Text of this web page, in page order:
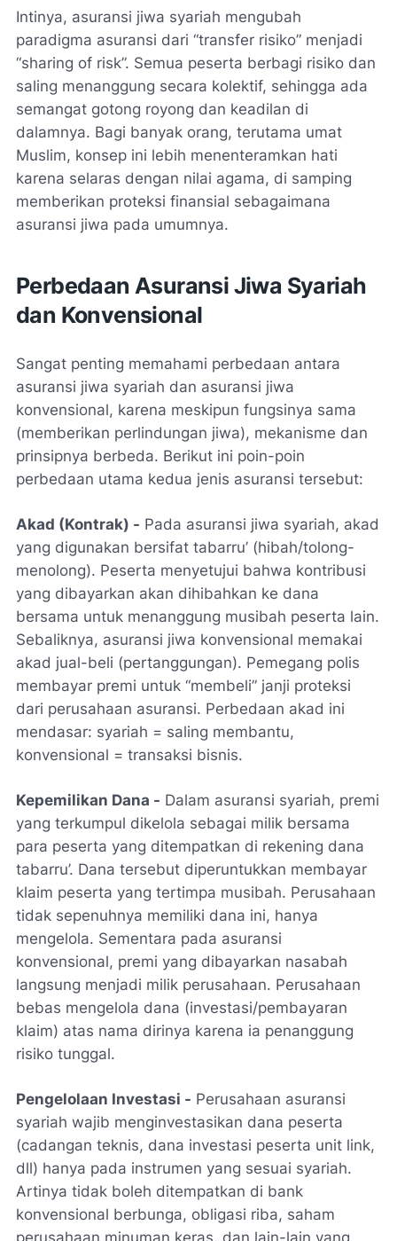
Intinya, asuransi jiwa syariah mengubah
paradigma asuransi dari “transfer risiko” menjadi
“sharing of risk”. Semua peserta berbagi risiko dan
saling menanggung secara kolektif, sehingga ada
semangat gotong royong dan keadilan di
dalamnya. Bagi banyak orang, terutama umat
Muslim, konsep ini lebih menenteramkan hati
karena selaras dengan nilai agama, di samping
memberikan proteksi finansial sebagaimana
asuransi jiwa pada umumnya.
Perbedaan Asuransi Jiwa Syariah
dan Konvensional
Sangat penting memahami perbedaan antara
asuransi jiwa syariah dan asuransi jiwa
konvensional, karena meskipun fungsinya sama
(memberikan perlindungan jiwa), mekanisme dan
prinsipnya berbeda. Berikut ini poin-poin
perbedaan utama kedua jenis asuransi tersebut:
Akad (Kontrak) - Pada asuransi jiwa syariah, akad
yang digunakan bersifat tabarru’ (hibah/tolong-
menolong). Peserta menyetujui bahwa kontribusi
yang dibayarkan akan dihibahkan ke dana
bersama untuk menanggung musibah peserta lain.
Sebaliknya, asuransi jiwa konvensional memakai
akad jual-beli (pertanggungan). Pemegang polis
membayar premi untuk “membeli” janji proteksi
dari perusahaan asuransi. Perbedaan akad ini
mendasar: syariah = saling membantu,
konvensional = transaksi bisnis.
Kepemilikan Dana - Dalam asuransi syariah, premi
yang terkumpul dikelola sebagai milik bersama
para peserta yang ditempatkan di rekening dana
tabarru’. Dana tersebut diperuntukkan membayar
klaim peserta yang tertimpa musibah. Perusahaan
tidak sepenuhnya memiliki dana ini, hanya
mengelola. Sementara pada asuransi
konvensional, premi yang dibayarkan nasabah
langsung menjadi milik perusahaan. Perusahaan
bebas mengelola dana (investasi/pembayaran
klaim) atas nama dirinya karena ia penanggung
risiko tunggal.
Pengelolaan Investasi - Perusahaan asuransi
syariah wajib menginvestasikan dana peserta
(cadangan teknis, dana investasi peserta unit link,
dll) hanya pada instrumen yang sesuai syariah.
Artinya tidak boleh ditempatkan di bank
konvensional berbunga, obligasi riba, saham
perusahaan minuman keras, dan lain-lain yang